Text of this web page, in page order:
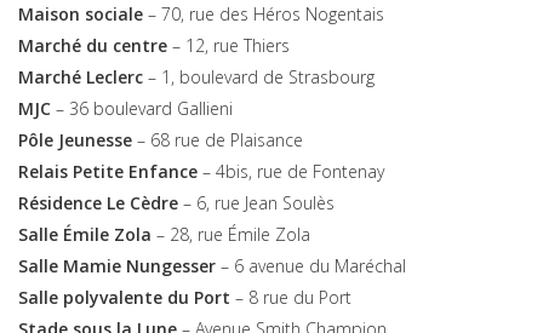
Maison sociale – 70, rue des Héros Nogentais
Marché du centre – 12, rue Thiers
Marché Leclerc – 1, boulevard de Strasbourg
MJC – 36 boulevard Gallieni
Pôle Jeunesse – 68 rue de Plaisance
Relais Petite Enfance – 4bis, rue de Fontenay
Résidence Le Cèdre – 6, rue Jean Soulès
Salle Émile Zola – 28, rue Émile Zola
Salle Mamie Nungesser – 6 avenue du Maréchal
Salle polyvalente du Port – 8 rue du Port